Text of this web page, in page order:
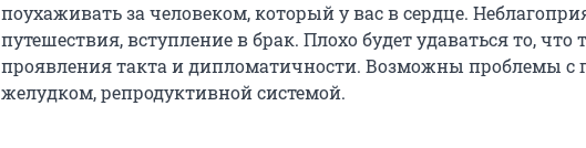
поухаживать за человеком, который у вас в сердце.
путешествия, вступление в брак. Плохо будет удаваться то, что
проявления такта и дипломатичности. Возможны проблемы с
желудком, репродуктивной системой.